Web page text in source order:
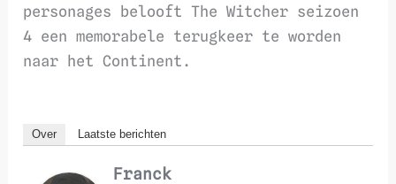
personages belooft The Witcher seizoen
4 een memorabele terugkeer te worden
naar het Continent.
Over Laatste berichten
Franck